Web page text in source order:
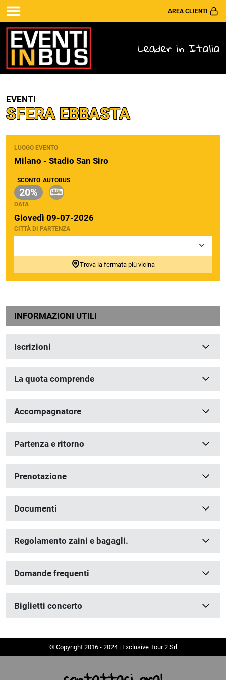
AREA CLIENTI
Leader in Italia
EVENTI
SFERA EBBASTA
LUOGO EVENTO
Milano - Stadio San Siro
SCONTO
20%
AUTOBUS
DATA
Giovedì 09-07-2026
CITTÀ DI PARTENZA
Trova la fermata più vicina
INFORMAZIONI UTILI
Iscrizioni
La quota comprende
Accompagnatore
Partenza e ritorno
Prenotazione
Documenti
Regolamento zaini e bagagli.
Domande frequenti
Biglietti concerto
© Copyright 2016 - 2024 | Exclusive Tour 2 Srl